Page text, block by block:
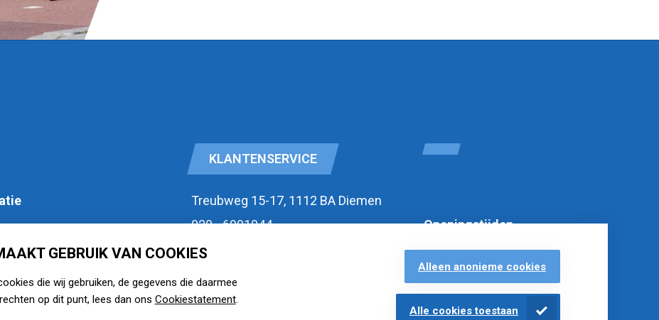
GEBRUIK VAN COOKIES
die wij gebruiken, de gegevens die daarmee
op dit punt, lees dan ons Cookiestatement.
Alleen anonieme cookies
Alle cookies toestaan
voorwaarden
KLANTENSERVICE
Treubweg 15-17, 1112 BA Diemen
020 - 6901044
Openingstijden
zie watermansport.nl
Openingstijden